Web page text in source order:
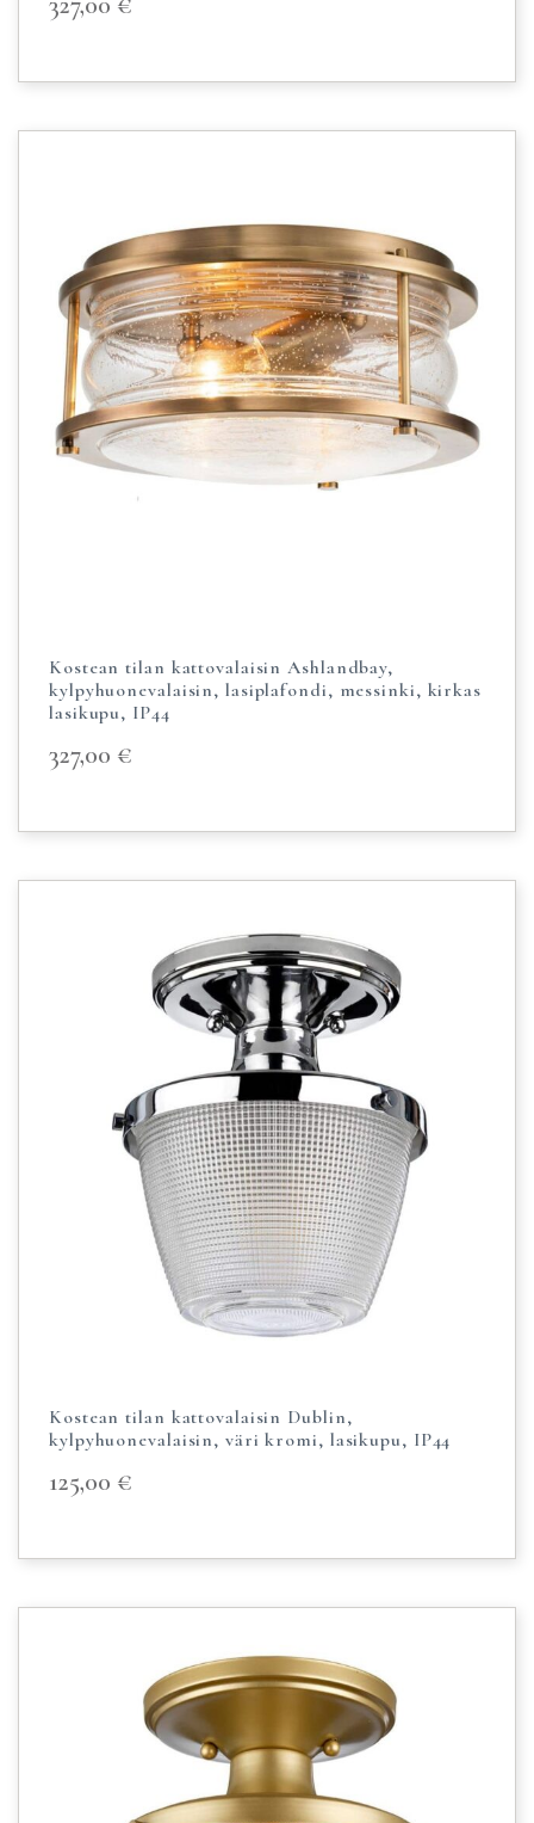
Kostean tilan kattovalaisin Ashlandbay,
kylpyhuonevalaisin, lasiplafondi, messinki, kirkas
lasikupu, IP44
327,00 €
Kostean tilan kattovalaisin Dublin,
kylpyhuonevalaisin, väri kromi, lasikupu, IP44
125,00 €